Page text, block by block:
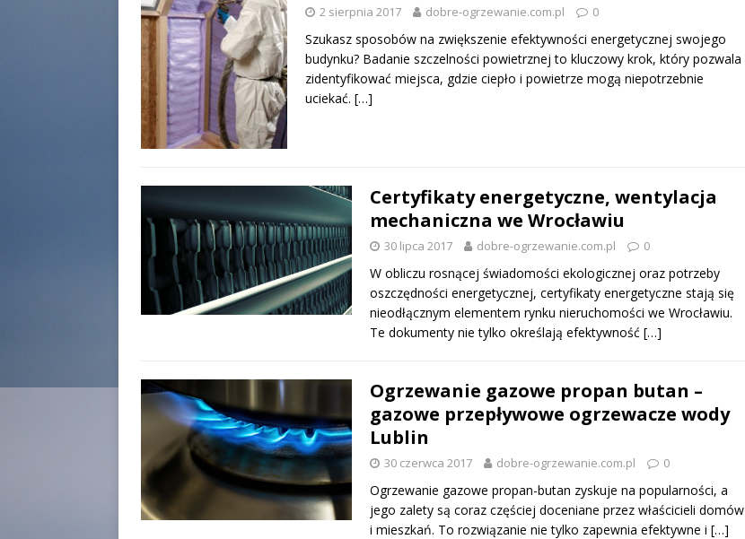
2 sierpnia 2017 dobre-ogrzewanie.com.pl 0
Szukasz sposobów na zwiększenie efektywności energetycznej swojego
budynku? Badanie szczelności powietrznej to kluczowy krok, który pozwala
zidentyfikować miejsca, gdzie ciepło i powietrze mogą niepotrzebnie
uciekać. […]
Certyfikaty energetyczne, wentylacja
mechaniczna we Wrocławiu
30 lipca 2017 dobre-ogrzewanie.com.pl 0
W obliczu rosnącej świadomości ekologicznej oraz potrzeby
oszczędności energetycznej, certyfikaty energetyczne stają się
nieodłącznym elementem rynku nieruchomości we Wrocławiu.
Te dokumenty nie tylko określają efektywność […]
Ogrzewanie gazowe propan butan –
gazowe przepływowe ogrzewacze wody
Lublin
30 czerwca 2017 dobre-ogrzewanie.com.pl 0
Ogrzewanie gazowe propan-butan zyskuje na popularności, a
jego zalety są coraz częściej doceniane przez właścicieli domów
i mieszkań. To rozwiązanie nie tylko zapewnia efektywne i […]